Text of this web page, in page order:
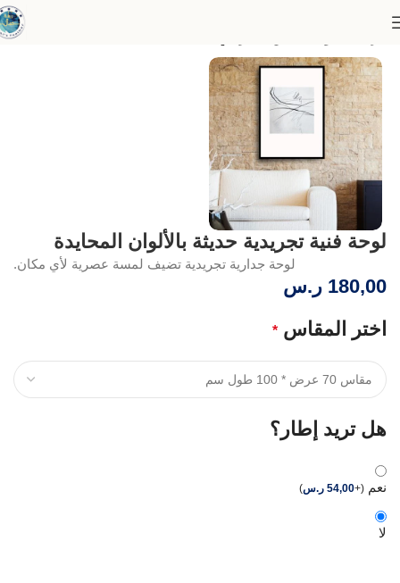
لوحة فنية تجريدية حديثة بالألوان المحايدة
لوحة جدارية تجريدية تضيف لمسة عصرية لأي مكان.
180,00 ر.س
اختر المقاس *
هل تريد إطار؟
نعم (
+
54,00 ر.س)
لا